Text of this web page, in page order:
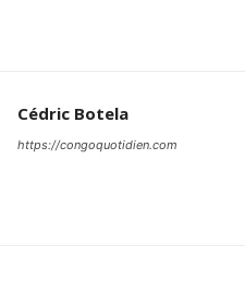
Cédric Botela
https://congoquotidien.com